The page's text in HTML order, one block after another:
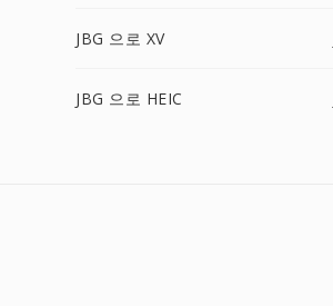
JBG 으로 XV
JBG 으로 HEIC